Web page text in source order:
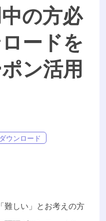
の方必
ードを
ン活用
ダウンロード
難しい」とお考えの方